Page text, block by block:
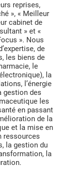
reprises,
», « Meilleur
cabinet de
» et «
». Nous
de
les biens de
le
la
l’énergie
gestion des
les
en passant
de la
et la mise en
ressources
la gestion du
la